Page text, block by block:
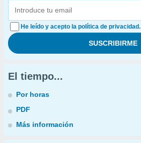
He leído y acepto la política de privacidad.
El tiempo...
Por horas
PDF
Más información